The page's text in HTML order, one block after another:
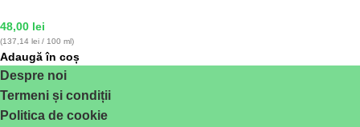
48,00 lei
(137,14 lei / 100 ml)
Adaugă în coș
Despre noi
Termeni și condiții
Politica de cookie